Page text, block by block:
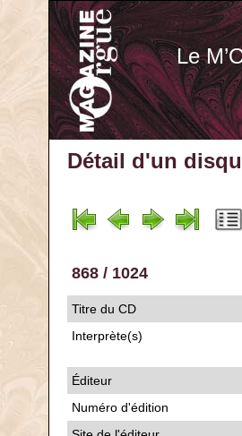
Le
Détail d'un
868 / 1024
Titre du CD
Interprète(s)
Éditeur
Numéro d'édition